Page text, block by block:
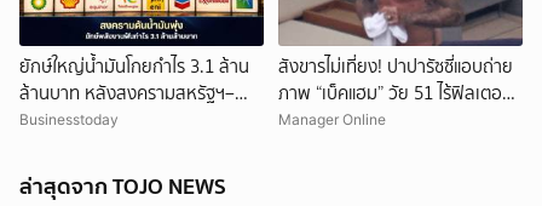
ยักษ์ใหญ่น้ำมันโกยกำไร 3.1 ล้าน
ล้านบาท หลังสงครามสหรัฐฯ–
อิหร่านดันราคาพลังงานพุ่ง
Businesstoday
สังขารไม่เที่ยง! ปาปารัซซี่แอบถ่าย
ภาพ “เบ็คแฮม” วัย 51 ไร้ฟิลเตอร์
เผยให้เห็นผมบาง-ศีรษะล้าน
Manager Online
ล่าสุดจาก TOJO NEWS